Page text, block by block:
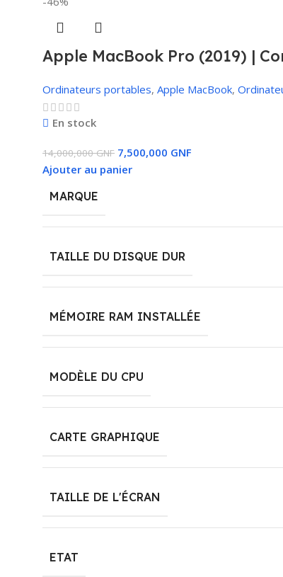
Apple MacBook Pro (2019) |
Ordinateurs portables, Apple MacBook,
En stock
14,000,000GNF 7,500,000 GNF
Ajouter au panier
MARQUE
TAILLE DU DISQUE DUR
MÉMOIRE RAM INSTALLÉE
MODÈLE DU CPU
CARTE GRAPHIQUE
TAILLE DE L'ÉCRAN
ETAT